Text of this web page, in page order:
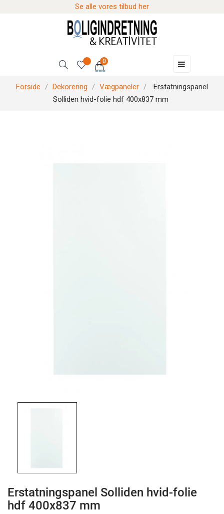
Se alle vores tilbud her
0
Skift
☰
Forside Dekorering Vægpaneler
Erstatningspanel
Solliden hvid-folie hdf 400x837 mm
Erstatningspanel Solliden hvid-folie
hdf 400x837 mm